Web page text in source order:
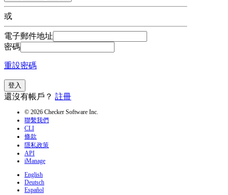
或
電子郵件地址
密碼
重設密碼
登入
還沒有帳戶？ 註冊
© 2026 Checker Software Inc.
聯繫我們
CLI
條款
隱私政策
API
iManage
English
Deutsch
Español